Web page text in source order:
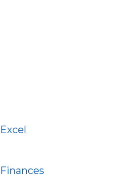
Excel
Finances